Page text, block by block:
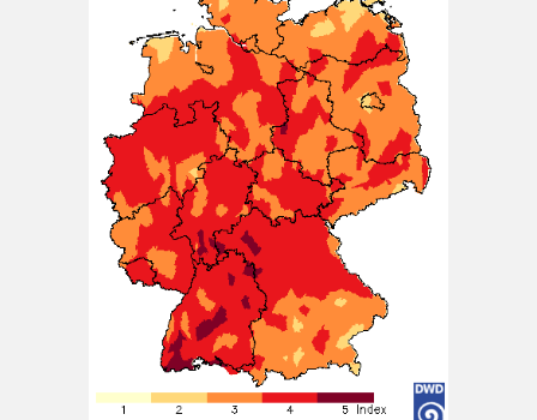
sonnig. Nachts meist klar und Abkühlung auf 15 bis 10
München (9.8. 4:00): wolkig 17°
9 August 2026
Wetterwerte von Sonntag 09.08.2026 04:00:
Wetterzustand: wolkig Lufttemperatur in 2 Metern
Höhe: 17° mittlere Windgeschwindigkeit: 2 km/h
mittlere Windrichtung: NO[...]
Nürnberg (9.8. 4:00): wolkenlos 16°
9 August 2026